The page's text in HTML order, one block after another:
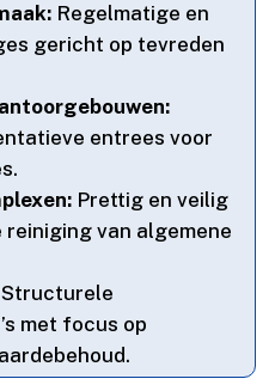
Regelmatige en
gericht op tevreden
entrees voor
Prettig en veilig
van algemene
Structurele
met focus op